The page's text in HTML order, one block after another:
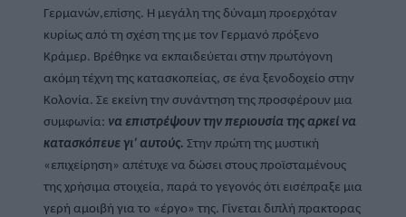
Γερμανών,επίσης. Η μεγάλη της δύναμη προερχόταν
κυρίως από τη σχέση της με τον Γερμανό πρόξενο
Κράμερ. Βρέθηκε να εκπαιδεύεται στην πρωτόγονη
ακόμη τέχνη της κατασκοπείας, σε ένα ξενοδοχείο στην
Κολονία. Σε εκείνη την συνάντηση της προσφέρουν μια
συμφωνία: να επιστρέψουν την περιουσία της αρκεί να
κατασκόπευε γι’ αυτούς. Στην πρώτη της μυστική
«επιχείρηση» απέτυχε να δώσει στους προϊσταμένους
της χρήσιμα στοιχεία, παρά το γεγονός ότι εισέπραξε μια
γερή αμοιβή για το «έργο» της. Γίνεται διπλή πρακτορας